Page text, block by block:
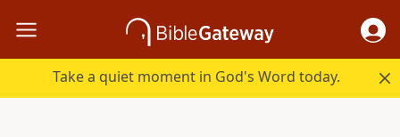
Take a quiet moment in God's Word today.